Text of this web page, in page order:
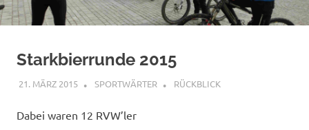
Starkbierrunde 2015
21. MÄRZ 2015 SPORTWÄRTER RÜCKBLICK
Dabei waren 12 RVW’ler